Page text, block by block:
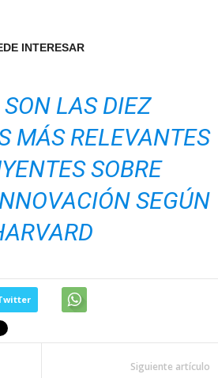
INTERESAR
LAS DIEZ
MÁS RELEVANTES
SOBRE
SEGÚN
Siguiente artículo